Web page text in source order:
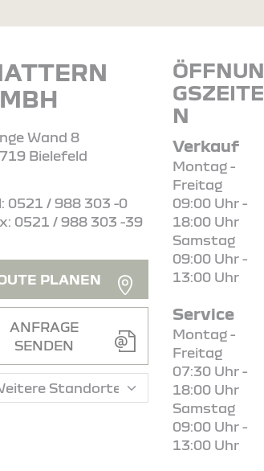
Wand 8
Bielefeld
0521 / 988 303 -0
0521 / 988 303 -39
PLANEN
ANFRAGE
SENDEN
ÖFFNUN
GSZEITE
N
Verkauf
Montag -
Freitag
09:00 Uhr -
18:00 Uhr
Samstag
09:00 Uhr -
13:00 Uhr
Service
Montag -
Freitag
07:30 Uhr -
18:00 Uhr
Samstag
09:00 Uhr -
13:00 Uhr